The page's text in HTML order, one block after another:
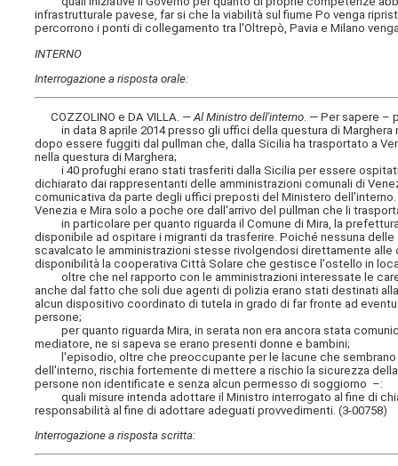
infrastrutturale pavese, far si che la viabilità sul fiume Po venga
percorrono i ponti di collegamento tra l'Oltrepò, Pavia e Milano
INTERNO
Interrogazione a risposta orale:
COZZOLINO e DA VILLA. —Al Ministro dell'interno. — Per sapere –
in data 8 aprile 2014 presso gli uffici della questura di Marghera
dopo essere fuggiti dal pullman che, dalla Sicilia ha trasportato a
nella questura di Marghera;
i 40 profughi erano stati trasferiti dalla Sicilia per essere ospitati
dichiarato dai rappresentanti delle amministrazioni comunali di
comunicativa da parte degli uffici preposti del Ministero
Venezia e Mira solo a poche ore dall'arrivo del pullman che li
in particolare per quanto riguarda il Comune di Mira, la
disponibile ad ospitare i migranti da trasferire. Poiché nessuna
scavalcato le amministrazioni stesse rivolgendosi direttamente
disponibilità la cooperativa Città Solare che gestisce l'ostello in
oltre che nel rapporto con le amministrazioni interessate le
anche dal fatto che soli due agenti di polizia erano stati destinati
alcun dispositivo coordinato di tutela in grado di far fronte ad
persone;
per quanto riguarda Mira, in serata non era ancora stata
mediatore, ne si sapeva se erano presenti donne e bambini;
l'episodio, oltre che preoccupante per le lacune che sembrano
dell'interno, rischia fortemente di mettere a rischio la sicurezza
persone non identificate e senza alcun permesso di soggiorno –:
quali misure intenda adottare il Ministro interrogato al fine di
responsabilità al fine di adottare adeguati provvedimenti. (3-00758)
Interrogazione a risposta scritta: